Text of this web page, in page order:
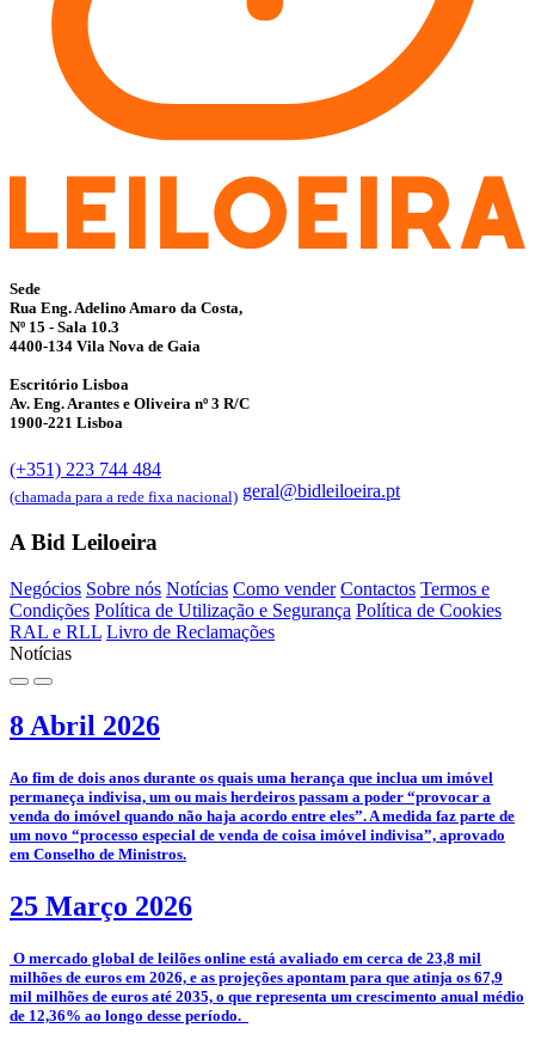
Sede
Rua Eng. Adelino Amaro da Costa,
Nº 15 - Sala 10.3
4400-134 Vila Nova de Gaia
Escritório Lisboa
Av. Eng. Arantes e Oliveira nº 3 R/C
1900-221 Lisboa
(+351) 223 744 484
(chamada para a rede fixa nacional) geral@bidleiloeira.pt
A Bid Leiloeira
Negócios Sobre nós Notícias Como vender Contactos Termos e
Condições Política de Utilização e Segurança Política de Cookies
RAL e RLL Livro de Reclamações
Notícias
8 Abril 2026
­Ao fim de dois anos durante os quais uma herança que inclua um imóvel
permaneça indivisa, um ou mais herdeiros passam a poder “provocar a
venda do imóvel quando não haja acordo entre eles”. A medida faz parte de
um novo “processo especial de venda de coisa imóvel indivisa”, aprovado
em Conselho de Ministros.
25 Março 2026
­­ O mercado global de leilões online está avaliado em cerca de 23,8 mil
milhões de euros em 2026, e as projeções apontam para que atinja os 67,9
mil milhões de euros até 2035, o que representa um crescimento anual médio
de 12,36% ao longo desse período.